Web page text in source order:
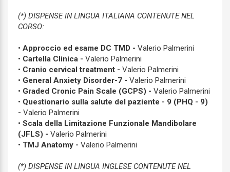
(*) DISPENSE IN LINGUA ITALIANA CONTENUTE NEL
CORSO:
• Approccio ed esame DC TMD - Valerio Palmerini
• Cartella Clinica - Valerio Palmerini
• Cranio cervical treatment - Valerio Palmerini
• General Anxiety Disorder-7 - Valerio Palmerini
• Graded Cronic Pain Scale (GCPS) - Valerio Palmerini
• Questionario sulla salute del paziente - 9 (PHQ - 9)
- Valerio Palmerini
• Scala della Limitazione Funzionale Mandibolare
(JFLS) - Valerio Palmerini
• TMJ Anatomy - Valerio Palmerini
(*) DISPENSEIN LINGUA INGLESE CONTENUTE NEL